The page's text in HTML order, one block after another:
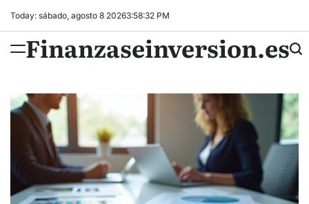
content
Today: sábado, agosto 8 20263:58:33 PM
Finanzaseinversion.es